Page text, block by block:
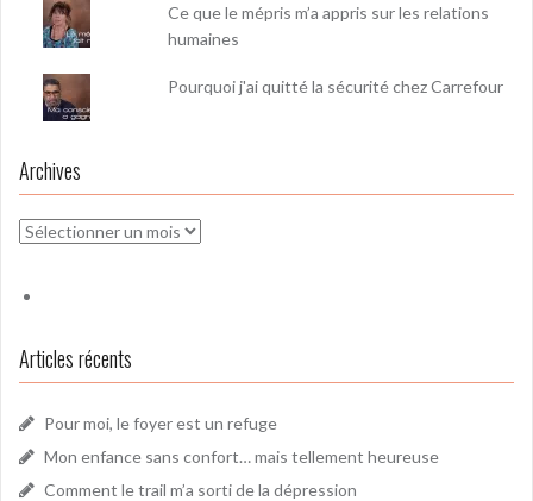
Ce que le mépris m’a appris sur les relations
humaines
Pourquoi j'ai quitté la sécurité chez Carrefour
Archives
Archives
Articles récents
Pour moi, le foyer est un refuge
Mon enfance sans confort… mais tellement heureuse
Comment le trail m’a sorti de la dépression